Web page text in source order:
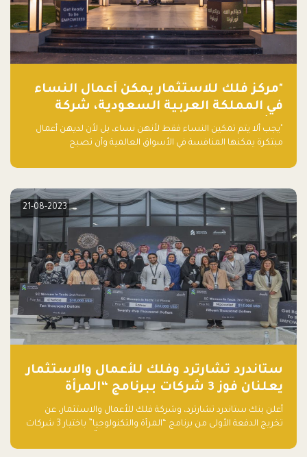
"مركز فلك للاستثمار يمكّن أعمال النساء
في المملكة العربية السعودية، شركة
ناشئة تلو الأخرى."
"يجب ألا يتم تمكين النساء فقط لأنهن نساء، بل لأن لديهن أعمال
مبتكرة يمكنها المنافسة في الأسواق العالمية وأن تصبح
21-08-2023
ستاندرد تشارترد وفلك للأعمال والاستثمار
يعلنان فوز 3 شركات ببرنامج “المرأة
والتكنولوجيا”
أعلن بنك ستاندرد تشارترد، وشركة فلك للأعمال والاستثمار، عن
تخريج الدفعة الأولى من برنامج “المرأة والتكنولوجيا” باختيار 3 شركات
الأعمال، اللواتي خضعن لبرنامج حاضنة مدته 8 أسابيع، أفكاراً مبتكرة